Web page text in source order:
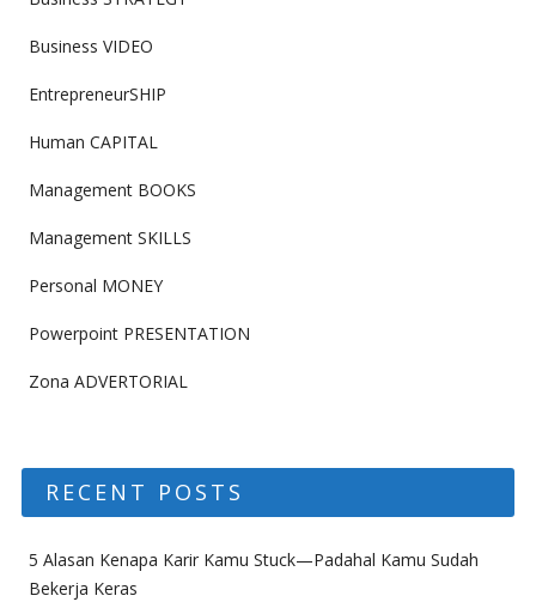
Business VIDEO
EntrepreneurSHIP
Human CAPITAL
Management BOOKS
Management SKILLS
Personal MONEY
Powerpoint PRESENTATION
Zona ADVERTORIAL
RECENT POSTS
5 Alasan Kenapa Karir Kamu Stuck—Padahal Kamu Sudah
Bekerja Keras